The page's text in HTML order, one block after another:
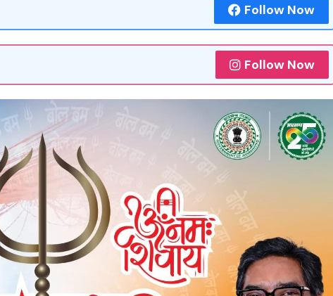
Follow Now
Follow Now